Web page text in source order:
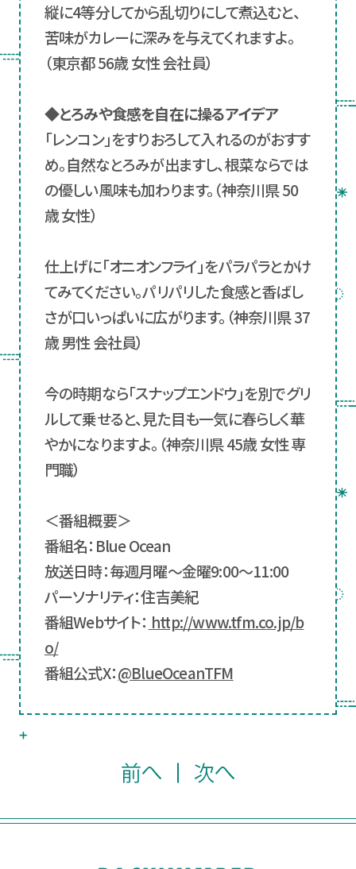
縦に4等分してから乱切りにして煮込むと、
苦味がカレーに深みを与えてくれますよ。
（東京都 56歳 女性 会社員）
◆とろみや食感を自在に操るアイデア
「レンコン」をすりおろして入れるのがおすす
め。自然なとろみが出ますし、根菜ならでは
の優しい風味も加わります。（神奈川県 50
歳 女性）
仕上げに「オニオンフライ」をパラパラとかけ
てみてください。パリパリした食感と香ばし
さが口いっぱいに広がります。（神奈川県 37
歳 男性 会社員）
今の時期なら「スナップエンドウ」を別でグリ
ルして乗せると、見た目も一気に春らしく華
やかになりますよ。（神奈川県 45歳 女性 専
門職）
＜番組概要＞
番組名：Blue Ocean
放送日時：毎週月曜～金曜9:00～11:00
パーソナリティ：住吉美紀
番組Webサイト： http://www.tfm.co.jp/b
o/
番組公式X：@BlueOceanTFM
前へ 次へ